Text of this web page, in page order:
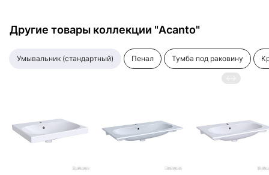
Другие товары коллекции "Acanto"
умывальник (стандартный) пенал тумба под pаковину